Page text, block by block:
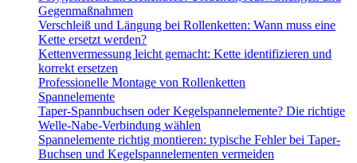
Gegenmaßnahmen
Verschleiß und Längung bei Rollenketten: Wann muss eine
Kette ersetzt werden?
Kettenvermessung leicht gemacht: Kette identifizieren und
korrekt ersetzen
Professionelle Montage von Rollenketten
Spannelemente
Taper-Spannbuchsen oder Kegelspannelemente? Die richtige
Welle-Nabe-Verbindung wählen
Spannelemente richtig montieren: typische Fehler bei Taper-
Buchsen und Kegelspannelementen vermeiden